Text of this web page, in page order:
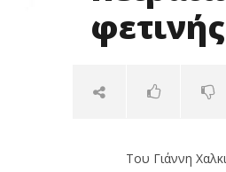
Του Γιάννη